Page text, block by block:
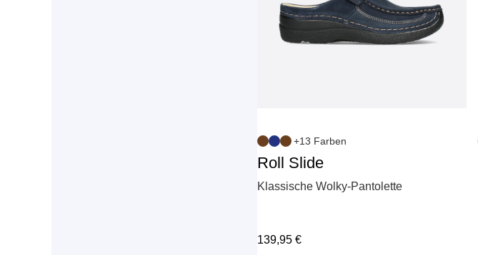
+13 Farben
Roll Slide
Klassische Wolky-Pantolette
139,95 €